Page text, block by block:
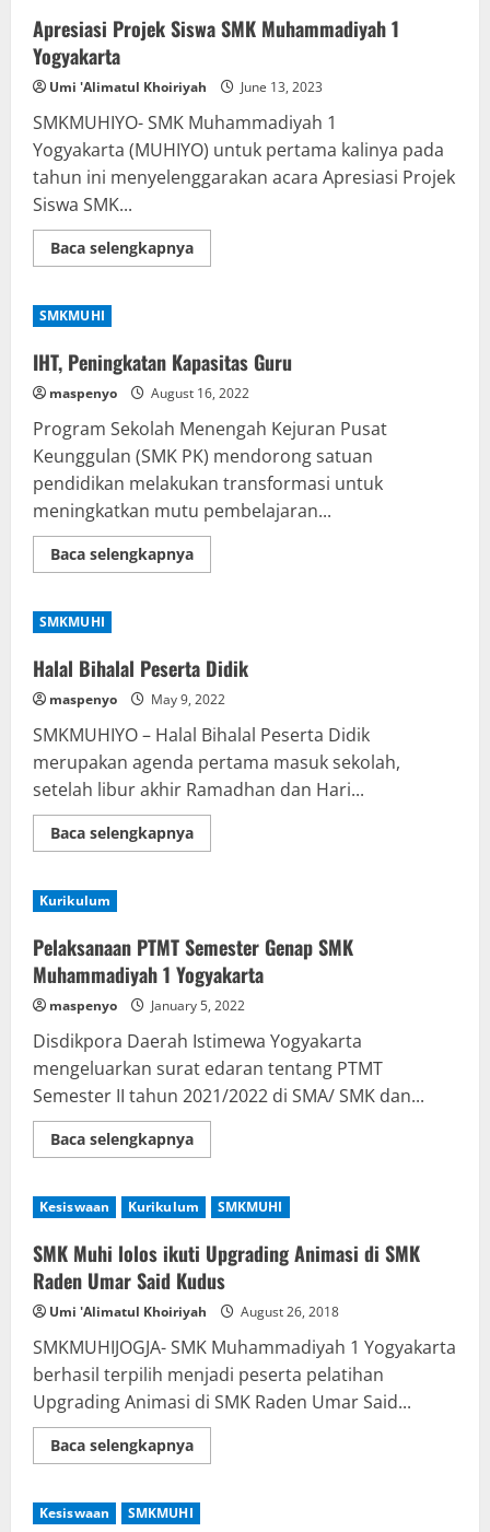
Apresiasi Projek Siswa SMK Muhammadiyah 1
Yogyakarta
Umi 'Alimatul Khoiriyah June 13, 2023
SMKMUHIYO- SMK Muhammadiyah 1
Yogyakarta (MUHIYO) untuk pertama kalinya pada
tahun ini menyelenggarakan acara Apresiasi Projek
Siswa SMK...
Baca selengkapnyaRead
more
Muhammadiyah
1
Yogyakarta
SMKMUHI
IHT, Peningkatan Kapasitas Guru
maspenyo August 16, 2022
Program Sekolah Menengah Kejuran Pusat
Keunggulan (SMK PK) mendorong satuan
pendidikan melakukan transformasi untuk
meningkatkan mutu pembelajaran...
Baca selengkapnyaRead
more
SMKMUHI
Halal Bihalal Peserta Didik
maspenyo May 9, 2022
SMKMUHIYO – Halal Bihalal Peserta Didik
merupakan agenda pertama masuk sekolah,
setelah libur akhir Ramadhan dan Hari...
Baca selengkapnyaRead
more
Kurikulum
Pelaksanaan PTMT Semester Genap SMK
Muhammadiyah 1 Yogyakarta
maspenyo January 5, 2022
Disdikpora Daerah Istimewa Yogyakarta
mengeluarkan surat edaran tentang PTMT
Semester II tahun 2021/2022 di SMA/ SMK dan...
Baca selengkapnyaRead
more
PTMT
Semester
SMK
Muhammadiyah
1
Yogyakarta
Kesiswaan Kurikulum SMKMUHI
SMK Muhi lolos ikuti Upgrading Animasi di SMK
Raden Umar Said Kudus
Umi 'Alimatul Khoiriyah August 26, 2018
SMKMUHIJOGJA- SMK Muhammadiyah 1 Yogyakarta
berhasil terpilih menjadi peserta pelatihan
Upgrading Animasi di SMK Raden Umar Said...
Baca selengkapnyaRead
more
Muhi
lolos
Kesiswaan SMKMUHI